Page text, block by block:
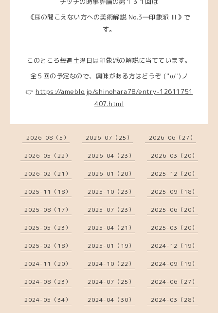
《耳の聞こえない方への美術解説 No.3―印象派 Ⅲ》で
す。
このところ毎週土曜日は印象派の解説に当てています。
全５回の予定なので、興味がある方はどうぞ (''ω'')ノ
👉 https://ameblo.jp/shinohara78/entry-12611751
407.html
2026-08（5） 2026-07（25） 2026-06（27）
2026-05（22） 2026-04（23） 2026-03（20）
2026-02（21） 2026-01（20） 2025-12（20）
2025-11（18） 2025-10（23） 2025-09（18）
2025-08（17） 2025-07（23） 2025-06（20）
2025-05（23） 2025-04（21） 2025-03（20）
2025-02（18） 2025-01（19） 2024-12（19）
2024-11（20） 2024-10（22） 2024-09（19）
2024-08（23） 2024-07（25） 2024-06（27）
2024-05（34） 2024-04（30） 2024-03（28）